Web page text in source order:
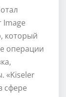
Image
который
операции
«Kiseler
сфере